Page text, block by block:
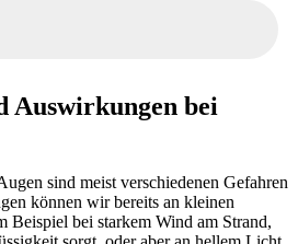
Auswirkungen bei
sind meist verschiedenen Gefahren
können wir bereits an kleinen
Beispiel bei starkem Wind am Strand,